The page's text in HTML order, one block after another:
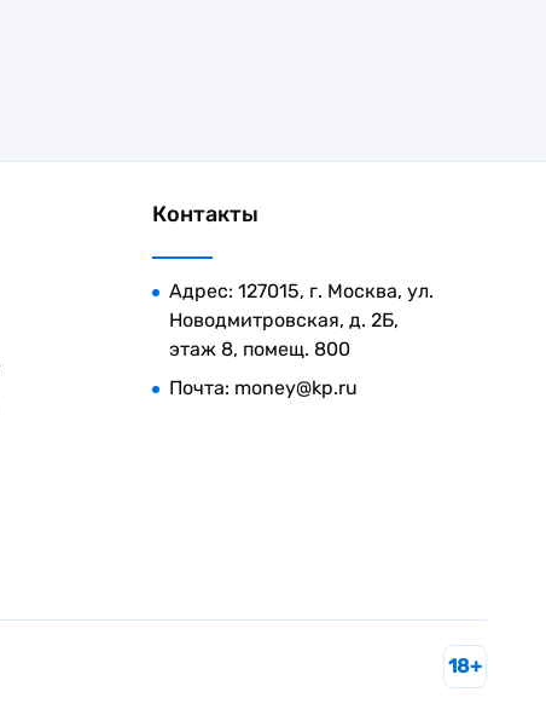
Контакты
Адрес: 127015, г. Москва, ул.
Новодмитровская, д. 2Б,
этаж 8, помещ. 800
Почта: money@kp.ru
18+